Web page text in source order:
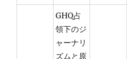
GHQ占
領下のジ
ャーナリ
ズムと原